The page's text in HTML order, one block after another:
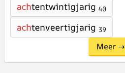
achtentwintigjarig 40
achtenveertigjarig 39
Meer →